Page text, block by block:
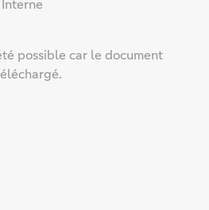
Interne
possible car le document